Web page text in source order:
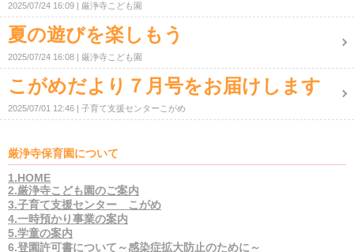
2025/07/24 16:09 厳浄寺こども園
夏の遊びを楽しもう
2025/07/24 16:08 厳浄寺こども園
こがめだより７月号をお届けします
2025/07/01 12:46 子育て支援センターこがめ
厳浄寺保育園について
1.HOME
2.厳浄寺こども園のご案内
3.子育て支援センター こがめ
4.一時預かり事業の案内
5.学童の案内
6.登園許可書について～感染症拡大防止のために～